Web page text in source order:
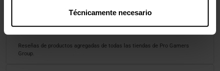
Técnicamente necesario
Reseñas de productos agregadas de todas las tiendas de Pro Gamers
Group.